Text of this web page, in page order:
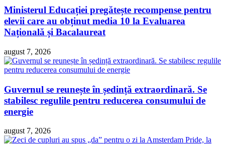
Ministerul Educației pregătește recompense pentru
elevii care au obținut media 10 la Evaluarea
Națională și Bacalaureat
august 7, 2026
Guvernul se reunește în ședință extraordinară. Se
stabilesc regulile pentru reducerea consumului de
energie
august 7, 2026